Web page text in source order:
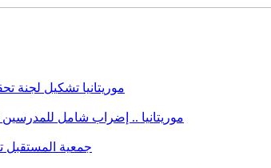
موريتانيا تشكيل لجنة
موريتانيا .. إضراب شامل
جمعية المستقبل